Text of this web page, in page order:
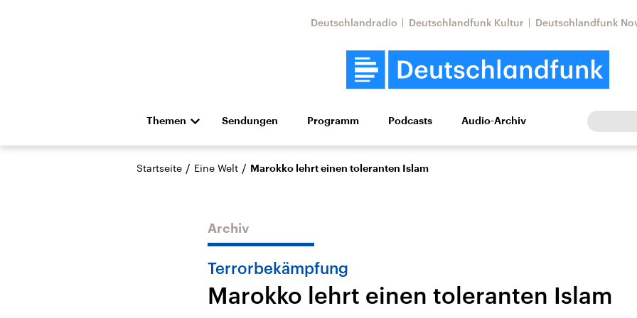
Deutschlandradio Deutschlandfunk Kultur Deutschlandfunk
Themen
Die Nachrichten Politik Wirtschaft Wissen Kultur Europa
Hörspiel und Feature Musik
Nahostkonflikt
Iran
Faktenchecks
Sendungen Programm Podcasts Audio-Archiv
Startseite / Eine Welt / Marokko lehrt einen toleranten Islam
Archiv
Terrorbekämpfung
Marokko lehrt einen toleranten Islam